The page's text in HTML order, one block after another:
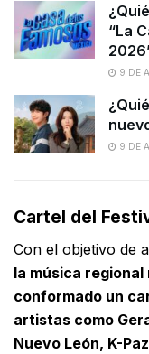
“La
9 DE
9 DE
Cartel del
Con el objetivo de
la música
conformado un
artistas como
Nuevo León, K-